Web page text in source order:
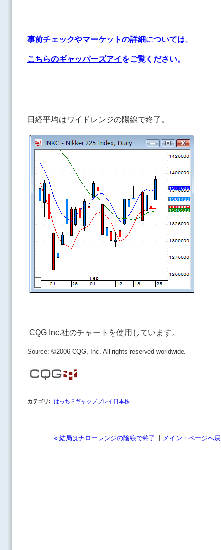
事前チェックやマーケットの詳細については、
こちらのギャッパーズアイをご覧ください。
日経平均はワイドレンジの陽線で終了。
CQG Inc.社のチャートを使用しています。
Source: ©2006 CQG, Inc. All rights reserved worldwide.
カテゴリ : はっち３ギャッププレイ日本株
« 結局はナローレンジの陰線で終了 メイン・ページへ